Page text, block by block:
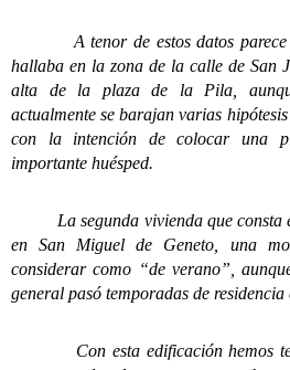
A tenor de estos datos parece
hallaba en la zona de la calle de San
alta de la plaza de la Pila,
actualmente se barajan varias
con la intención de colocar una
importante huésped.
La segunda vivienda que consta
en San Miguel de Geneto, una
considerar como “de verano”,
general pasó temporadas de
Con esta edificación hemos